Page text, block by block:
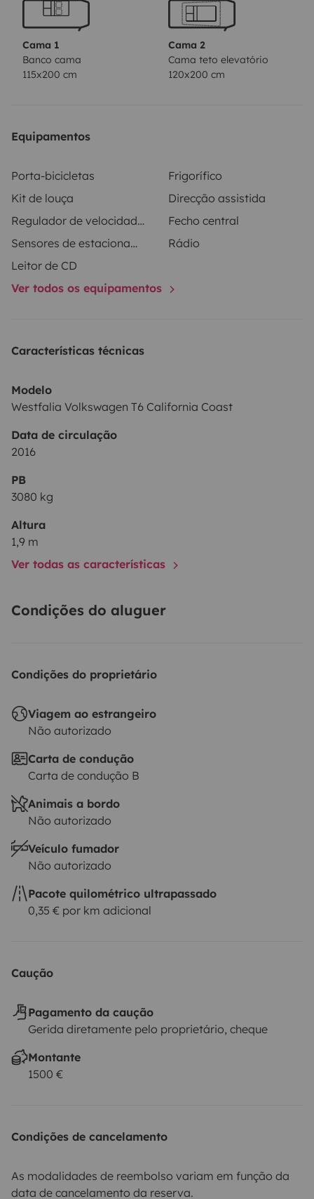
Cama 1
Banco cama
115x200 cm
Cama 2
Cama teto elevatório
120x200 cm
Equipamentos
Porta-bicicletas
Frigorífico
Kit de louça
Direcção assistida
Regulador de velocidade / Cruise Control
Fecho central
Sensores de estacionamento
Rádio
Leitor de CD
Ver todos os equipamentos
Características técnicas
Modelo
Westfalia Volkswagen T6 California Coast
Data de circulação
2016
PB
3080 kg
Altura
1,9 m
Ver todas as características
Condições do aluguer
Condições do proprietário
Viagem ao estrangeiro
Não autorizado
Carta de condução
Carta de condução B
Animais a bordo
Não autorizado
Veículo fumador
Não autorizado
Pacote quilométrico ultrapassado
0,35 € por km adicional
Caução
Pagamento da caução
Gerida diretamente pelo proprietário, cheque
Montante
1500 €
Condições de cancelamento
As modalidades de reembolso variam em função da
data de cancelamento da reserva.